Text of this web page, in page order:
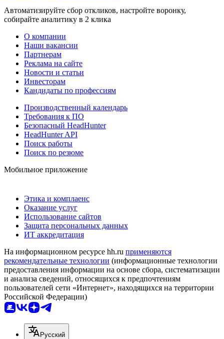
Автоматизируйте сбор откликов, настройте воронку,
собирайте аналитику в 2 клика
О компании
Наши вакансии
Партнерам
Реклама на сайте
Новости и статьи
Инвесторам
Кандидаты по профессиям
Производственный календарь
Требования к ПО
Безопасный HeadHunter
HeadHunter API
Поиск работы
Поиск по резюме
Мобильное приложение
Этика и комплаенс
Оказание услуг
Использование сайтов
Защита персональных данных
ИТ аккредитация
На информационном ресурсе hh.ru применяются
рекомендательные технологии (информационные технологии
предоставления информации на основе сбора, систематизации
и анализа сведений, относящихся к предпочтениям
пользователей сети «Интернет», находящихся на территории
Российской Федерации)
Русский